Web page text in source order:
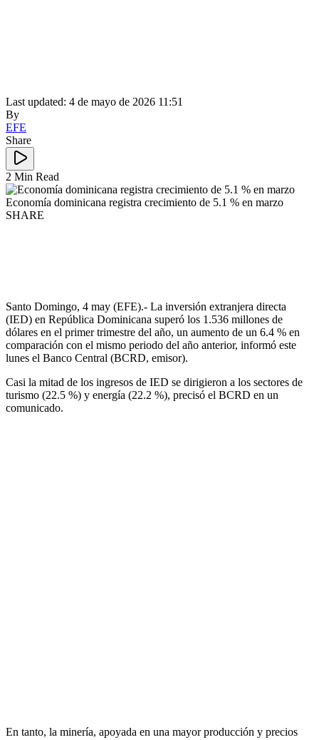
Last updated: 4 de mayo de 2026 11:51
By
EFE
Share
2 Min Read
Economía dominicana registra crecimiento de 5.1 % en marzo
SHARE
Santo Domingo, 4 may (EFE).- La inversión extranjera directa
(IED) en República Dominicana superó los 1.536 millones de
dólares en el primer trimestre del año, un aumento de un 6.4 % en
comparación con el mismo periodo del año anterior, informó este
lunes el Banco Central (BCRD, emisor).
Casi la mitad de los ingresos de IED se dirigieron a los sectores de
turismo (22.5 %) y energía (22.2 %), precisó el BCRD en un
comunicado.
En tanto, la minería, apoyada en una mayor producción y precios